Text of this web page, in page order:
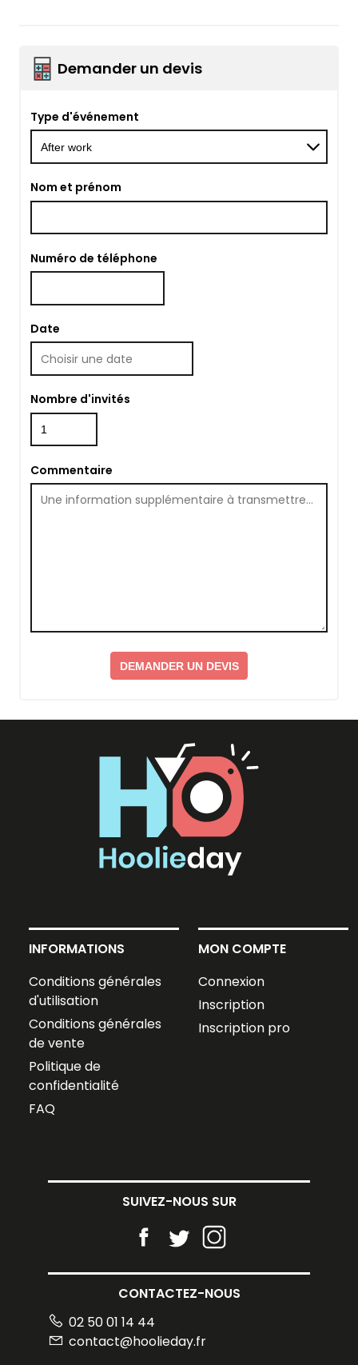
Demander un devis
Type d'événement
Nom et prénom
Numéro de téléphone
Date
Nombre d'invités
Commentaire
DEMANDER UN DEVIS
INFORMATIONS
Conditions générales
d'utilisation
Conditions générales
de vente
Politique de
confidentialité
FAQ
MON COMPTE
Connexion
Inscription
Inscription pro
SUIVEZ-NOUS SUR
CONTACTEZ-NOUS
02 50 01 14 44
contact@hoolieday.fr